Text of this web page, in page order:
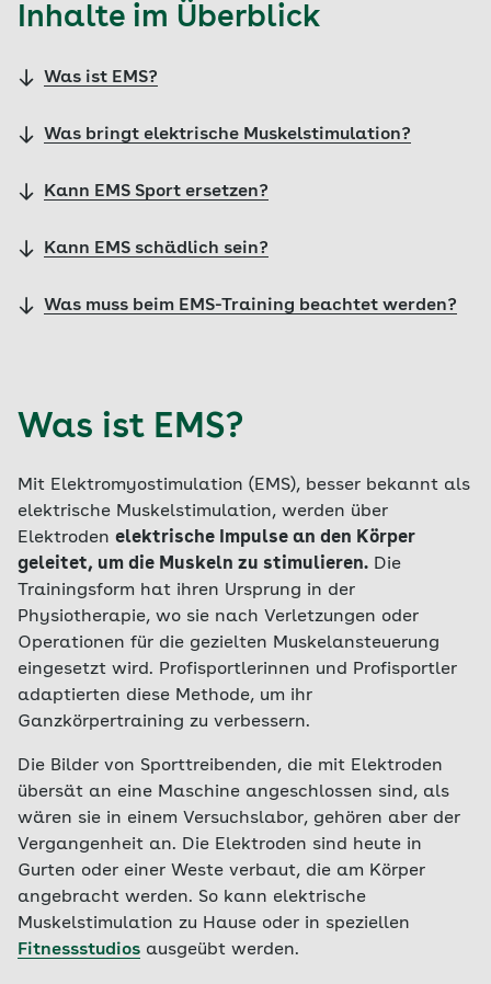
Inhalte im Überblick
Was ist EMS?
Was bringt elektrische Muskelstimulation?
Kann EMS Sport ersetzen?
Kann EMS schädlich sein?
Was muss beim EMS-Training beachtet werden?
Was ist EMS?
Mit Elektromyostimulation (EMS), besser bekannt als
elektrische Muskelstimulation, werden über
Elektroden elektrische Impulse an den Körper
geleitet, um die Muskeln zu stimulieren. Die
Trainingsform hat ihren Ursprung in der
Physiotherapie, wo sie nach Verletzungen oder
Operationen für die gezielten Muskelansteuerung
eingesetzt wird. Profisportlerinnen und Profisportler
adaptierten diese Methode, um ihr
Ganzkörpertraining zu verbessern.
Die Bilder von Sporttreibenden, die mit Elektroden
übersät an eine Maschine angeschlossen sind, als
wären sie in einem Versuchslabor, gehören aber der
Vergangenheit an. Die Elektroden sind heute in
Gurten oder einer Weste verbaut, die am Körper
angebracht werden. So kann elektrische
Muskelstimulation zu Hause oder in speziellen
Fitnessstudios ausgeübt werden.